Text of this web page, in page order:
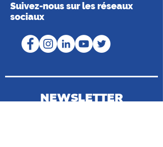
Suivez-nous sur les réseaux
sociaux
NEWSLETTER